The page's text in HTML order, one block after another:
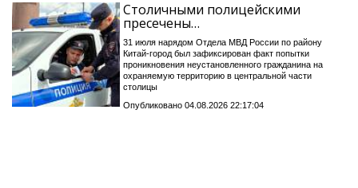
Столичными полицейскими
пресечены…
31 июля нарядом Отдела МВД России по району
Китай-город был зафиксирован факт попытки
проникновения неустановленного гражданина на
охраняемую территорию в центральной части
столицы
Опубликовано 04.08.2026 22:17:04